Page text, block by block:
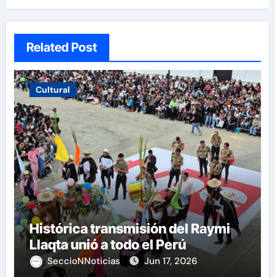
Related Post
Cultural
Histórica transmisión del Raymi
Llaqta unió a todo el Perú
SeccioNNoticias Jun 17, 2026